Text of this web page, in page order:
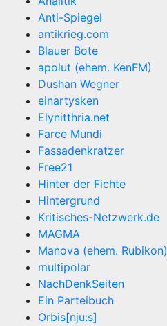
Anti-Spiegel
antikrieg.com
Blauer Bote
apolut (ehem. KenFM)
Dushan Wegner
einartysken
Elynitthria.net
Farce Mundi
Fassadenkratzer
Free21
Hinter der Fichte
Hintergrund
Kritisches-Netzwerk.de
MAGMA
Manova (ehem. Rubikon)
multipolar
NachDenkSeiten
Ein Parteibuch
Orbis[nju:s]